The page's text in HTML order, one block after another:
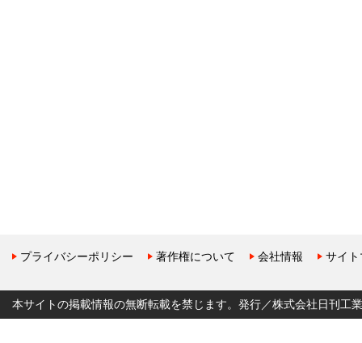
プライバシーポリシー 著作権について 会社情報 サイ
本サイトの掲載情報の無断転載を禁じます。発行／株式会社日刊